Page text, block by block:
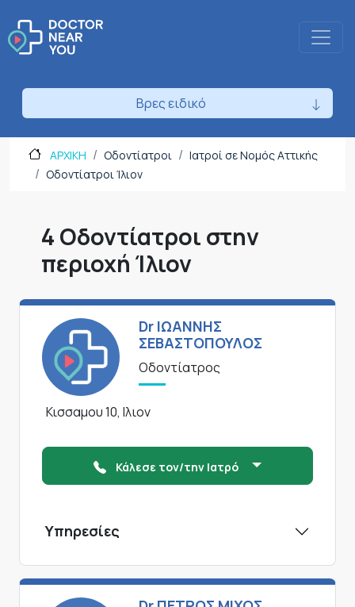
Βρες ειδικό
ΑΡΧΙΚΗ Οδοντίατροι
Ιατροί σε Νομός Αττικής
Οδοντίατροι Ίλιον
4 Οδοντίατροι στην
περιοχή Ίλιον
Dr ΙΩΑΝΝΗΣ
ΣΕΒΑΣΤΟΠΟΥΛΟΣ
Οδοντίατρος
Κισσαμου 10, Ιλιον
Κάλεσε τον/την Ιατρό
Υπηρεσίες